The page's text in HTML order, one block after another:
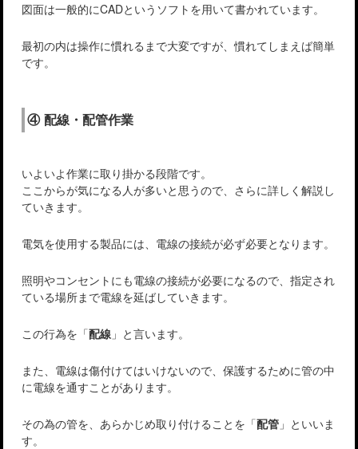
図面は一般的にCADというソフトを用いて書かれています。
最初の内は操作に慣れるまで大変ですが、慣れてしまえば簡単
です。
④ 配線・配管作業
いよいよ作業に取り掛かる段階です。
ここからが気になる人が多いと思うので、さらに詳しく解説し
ていきます。
電気を使用する製品には、電線の接続が必ず必要となります。
照明やコンセントにも電線の接続が必要になるので、指定され
ている場所まで電線を延ばしていきます。
この行為を「配線 」と言います。
また、電線は傷付けてはいけないので、保護するために管の中
に電線を通すことがあります。
その為の管を、あらかじめ取り付けることを「配管 」といいま
す。